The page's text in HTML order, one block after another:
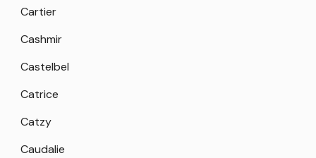
Cartier
Cashmir
Castelbel
Catrice
Catzy
Caudalie